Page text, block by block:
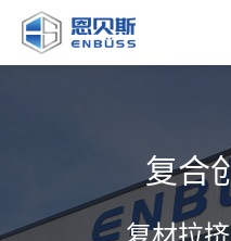
复合
复材拉